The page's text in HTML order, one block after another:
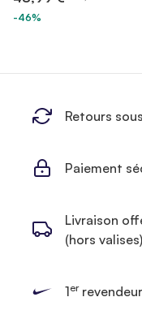
-46%
Retours
Paiement
Livraison
(hors valises)
1er